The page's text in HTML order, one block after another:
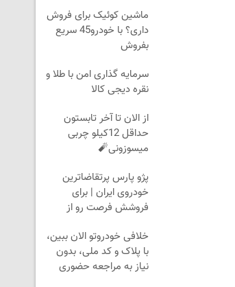
ماشین کوئیک برای فروش
داری؟ با خودرو45 سریع
بفروش
سرمایه گذاری امن با طلا و
نقره دیجی کالا
از الان تا آخر تابستون
حداقل 12کیلو چربی
میسوزونی🧨
پژو پارس پرتقاضاترین
خودروی ایران | برای
فروشش فرصت رو از
خلافی خودروتو الان ببین،
با پلاک و کد ملی، بدون
نیاز به مراجعه حضوری